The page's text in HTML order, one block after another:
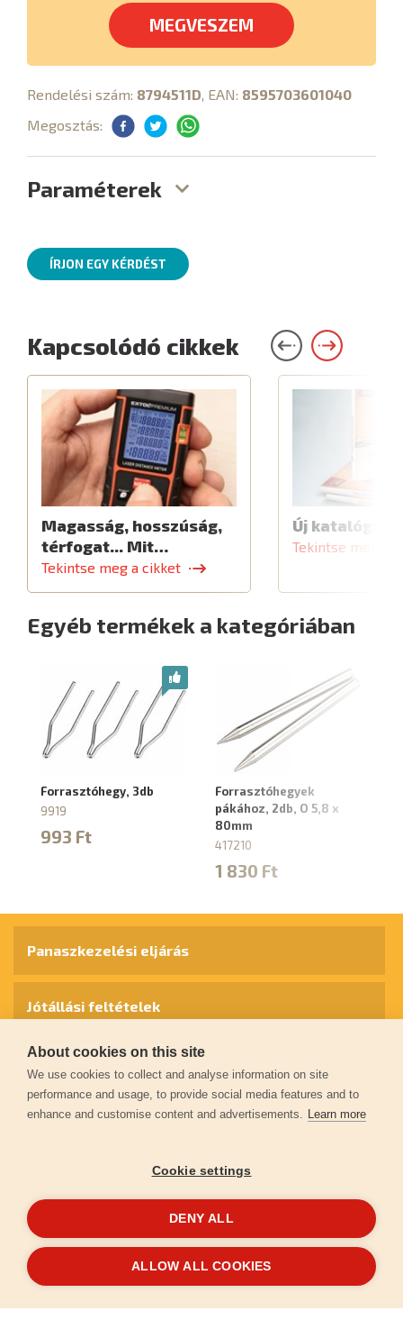
MEGVESZEM
Rendelési szám: 8794511D, EAN: 8595703601040
Megosztás:
Paraméterek
ÍRJON EGY KÉRDÉST
Kapcsolódó cikkek
Magasság, hosszúság,
térfogat... Mit…
Tekintse meg a cikket
Új katalógus
Tekintse meg a
Egyéb termékek a kategóriában
Forrasztóhegy, 3db
9919
993 Ft
Forrasztóhegyek
pákához, 2db, O 5,8 x
80mm
417210
1 830 Ft
© 2026extol.hu- Minden jog fenntartva
Panaszkezelési eljárás
Jótállási feltételek
Személyes adatok védelme
Kapcsolat
Garancia regisztráció
LétrehoztaFEO
About cookies on this site
We use cookies to collect and analyse information on site
performance and usage, to provide social media features and to
enhance and customise content and advertisements. Learn more
Cookie settings
DENY ALL
ALLOW ALL COOKIES